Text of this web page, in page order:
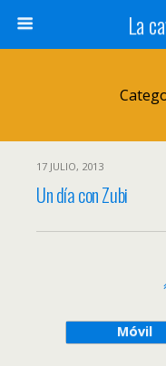
La
17 JULIO, 2013
Un día con Zubi
Móvil